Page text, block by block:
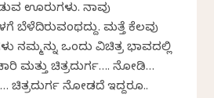
ಊರುಗಳು. ನಾವು
ಬೆಳೆದಿರುವಂಥದ್ದು. ಮತ್ತೆ ಕೆಲವು
ನಮ್ಮನ್ನು ಒಂದು ವಿಚಿತ್ರ ಭಾವದಲ್ಲಿ
ಮತ್ತು ಚಿತ್ರದುರ್ಗ…. ನೋಡಿ…
ಚಿತ್ರದುರ್ಗ ನೋಡದೆ ಇದ್ದರೂ..